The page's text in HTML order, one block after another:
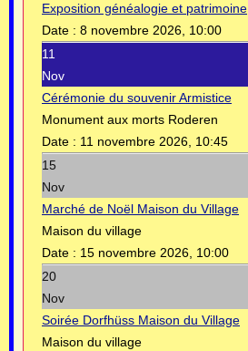
Exposition généalogie et patrimoine
Date : 8 novembre 2026, 10:00
11
Nov
Cérémonie du souvenir Armistice
Monument aux morts Roderen
Date : 11 novembre 2026, 10:45
15
Nov
Marché de Noël Maison du Village
Maison du village
Date : 15 novembre 2026, 10:00
20
Nov
Soirée Dorfhüss Maison du Village
Maison du village